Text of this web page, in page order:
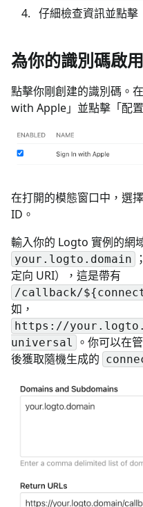
仔細檢查資訊並點擊
為你的識別碼啟
點擊你剛創建的識別碼。
with Apple」並點擊「配
在打開的模態窗口中，選
ID。
輸入你的 Logto 實例的網
your.logto.domain
定向 URI），這是帶有
/callback/
如，
https://
universal
。你可以在
後獲取隨機生成的